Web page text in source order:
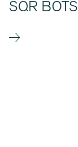
SQR BOTS